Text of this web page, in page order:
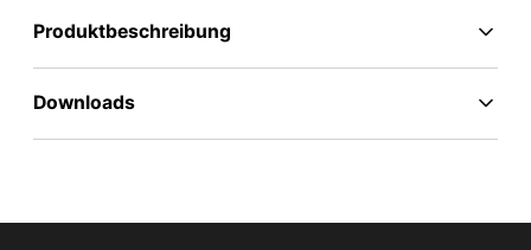
Produktbeschreibung
Downloads